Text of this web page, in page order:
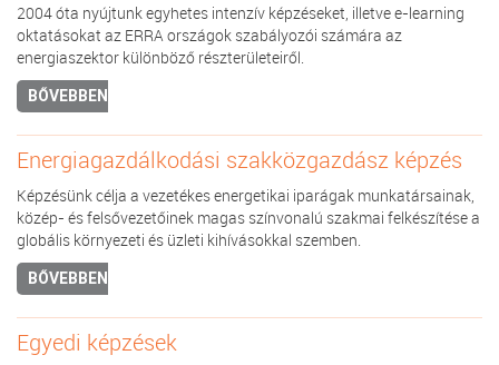
2004 óta nyújtunk egyhetes intenzív képzéseket, illetve e-learning
oktatásokat az ERRA országok szabályozói számára az
energiaszektor különböző részterületeiről.
BŐVEBBEN
Energiagazdálkodási szakközgazdász képzés
Képzésünk célja a vezetékes energetikai iparágak munkatársainak,
közép- és felsővezetőinek magas színvonalú szakmai felkészítése a
globális környezeti és üzleti kihívásokkal szemben.
BŐVEBBEN
Egyedi képzések